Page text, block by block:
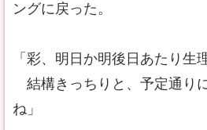
ングに戻った。
「彩、明日か明後日あたり生
結構きっちりと、予定通り
ね」